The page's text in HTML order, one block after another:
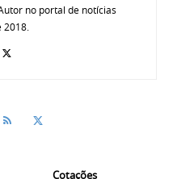
no portal de notícias
2018.
Cotações